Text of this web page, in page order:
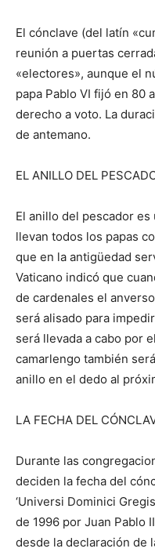
El cónclave (del latín
reunión a puertas
«electores», aunque el
papa Pablo VI fijó en 80
derecho a voto. La
de antemano.
EL ANILLO DEL
El anillo del pescador
llevan todos los papas
que en la antigüedad
Vaticano indicó que
de cardenales el
será alisado para
será llevada a cabo por
camarlengo también
anillo en el dedo al
LA FECHA DEL
Durante las
deciden la fecha del
‘Universi Dominici
de 1996 por Juan Pablo
desde la declaración de